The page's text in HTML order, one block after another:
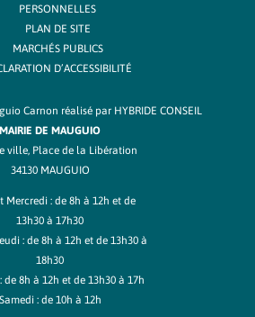
PERSONNELLES
PLAN DE SITE
MARCHÉS PUBLICS
D’ACCESSIBILITÉ
Carnon réalisé par HYBRIDE CONSEIL
MAIRIE DE MAUGUIO
ville, Place de la Libération
34130 MAUGUIO
Mercredi : de 8h à 12h et de
13h30 à 17h30
: de 8h à 12h et de 13h30 à
18h30
de 8h à 12h et de 13h30 à 17h
Samedi : de 10h à 12h